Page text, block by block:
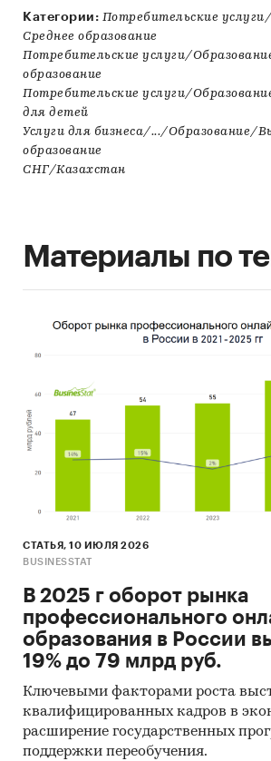
Категории: Потребительские
Среднее образование
Потребительские услуги/
образование
Потребительские услуги/
для детей
Услуги для бизнеса/.../Образование/
образование
СНГ/Казахстан
Материалы по
СТАТЬЯ, 10 ИЮЛЯ 2026
BUSINESSTAT
В 2025 г оборот рынка
профессионального
образования в России
19% до 79 млрд руб.
Ключевыми факторами роста
квалифицированных кадров в
расширение государственных
поддержки переобучения.